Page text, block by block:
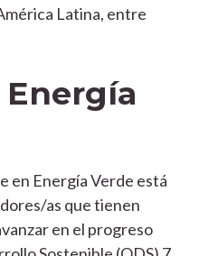
Latina, entre
en Energía Verde está
as que tienen
en el progreso